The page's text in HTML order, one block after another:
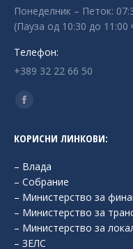
Понеделник – Петок:
(Пауза од 10:30 до 11:00
Телефон:
+389 32 22 66 50
Find us on:
Facebook
opens
in
new
window
КОРИСНИ ЛИНКОВИ:
– Влада
– Собрание
– Министерство за
– Министерство за
– Министерство за
– ЗЕЛС